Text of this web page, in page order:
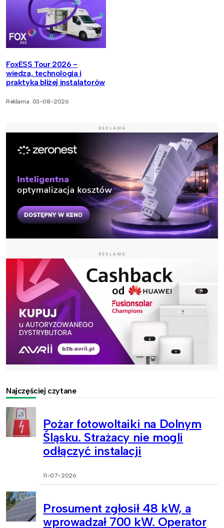
FoxESS Tour 2026 -
wiedza, technologia i
praktyka bliżej instalatorów
Reklama 03-08-2026
REKLAMA
REKLAMA
Najczęściej czytane
Pożar fotowoltaiki na Dolnym
Śląsku. Strażacy nie mogli
odłączyć instalacji
11-07-2026
Prosument zgłosił 48 kW, a
wprowadzał 700 kW. Operator